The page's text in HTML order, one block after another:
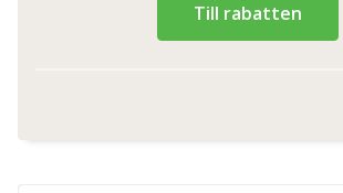
Till rabatten